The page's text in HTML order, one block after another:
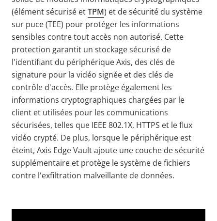
(élément sécurisé etTPM) et de sécurité du système
sur puce (TEE) pour protéger les informations
sensibles contre tout accès non autorisé. Cette
protection garantit un stockage sécurisé de
l'identifiant du périphérique Axis, des clés de
signature pour la vidéo signée et des clés de
contrôle d'accès. Elle protège également les
informations cryptographiques chargées par le
client et utilisées pour les communications
sécurisées, telles que IEEE 802.1X, HTTPS et le flux
vidéo crypté. De plus, lorsque le périphérique est
éteint, Axis Edge Vault ajoute une couche de sécurité
supplémentaire et protège le système de fichiers
contre l'exfiltration malveillante de données.